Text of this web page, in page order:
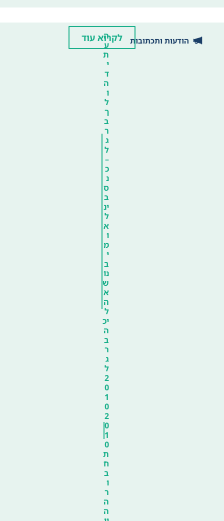
הודעות ותכתובות
ה
ע
ת
י
ד
ה
ו
ל
ך
ב
ר
ג
ל
–
כ
נ
ס
ב
ינ
ל
א
ו
מ
י
ב
נו
ש
א
ה
ל
יכ
ה
ב
ר
ג
ל
2
0
1
0
2
0
1
0
ת
ח
ב
ו
ר
ה
ה
לקרוא עוד